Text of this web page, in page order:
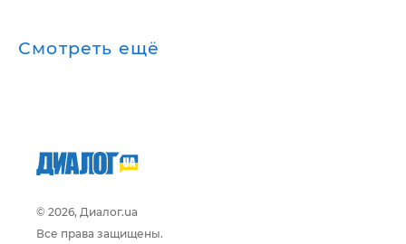
Смотреть ещё
© 2026, Диалог.ua
Все права защищены.